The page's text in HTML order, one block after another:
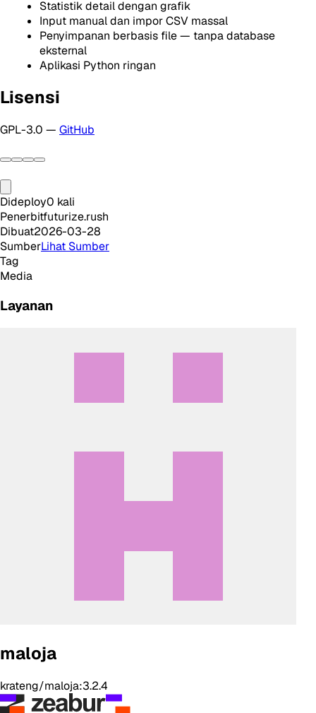
Statistik detail dengan grafik
Input manual dan impor CSV massal
Penyimpanan berbasis file — tanpa database
eksternal
Aplikasi Python ringan
Lisensi
GPL-3.0 — GitHub
Dideploy0 kali
Penerbitfuturize.rush
Dibuat2026-03-28
SumberLihat Sumber
Tag
Media
Layanan
maloja
krateng/maloja:3.2.4